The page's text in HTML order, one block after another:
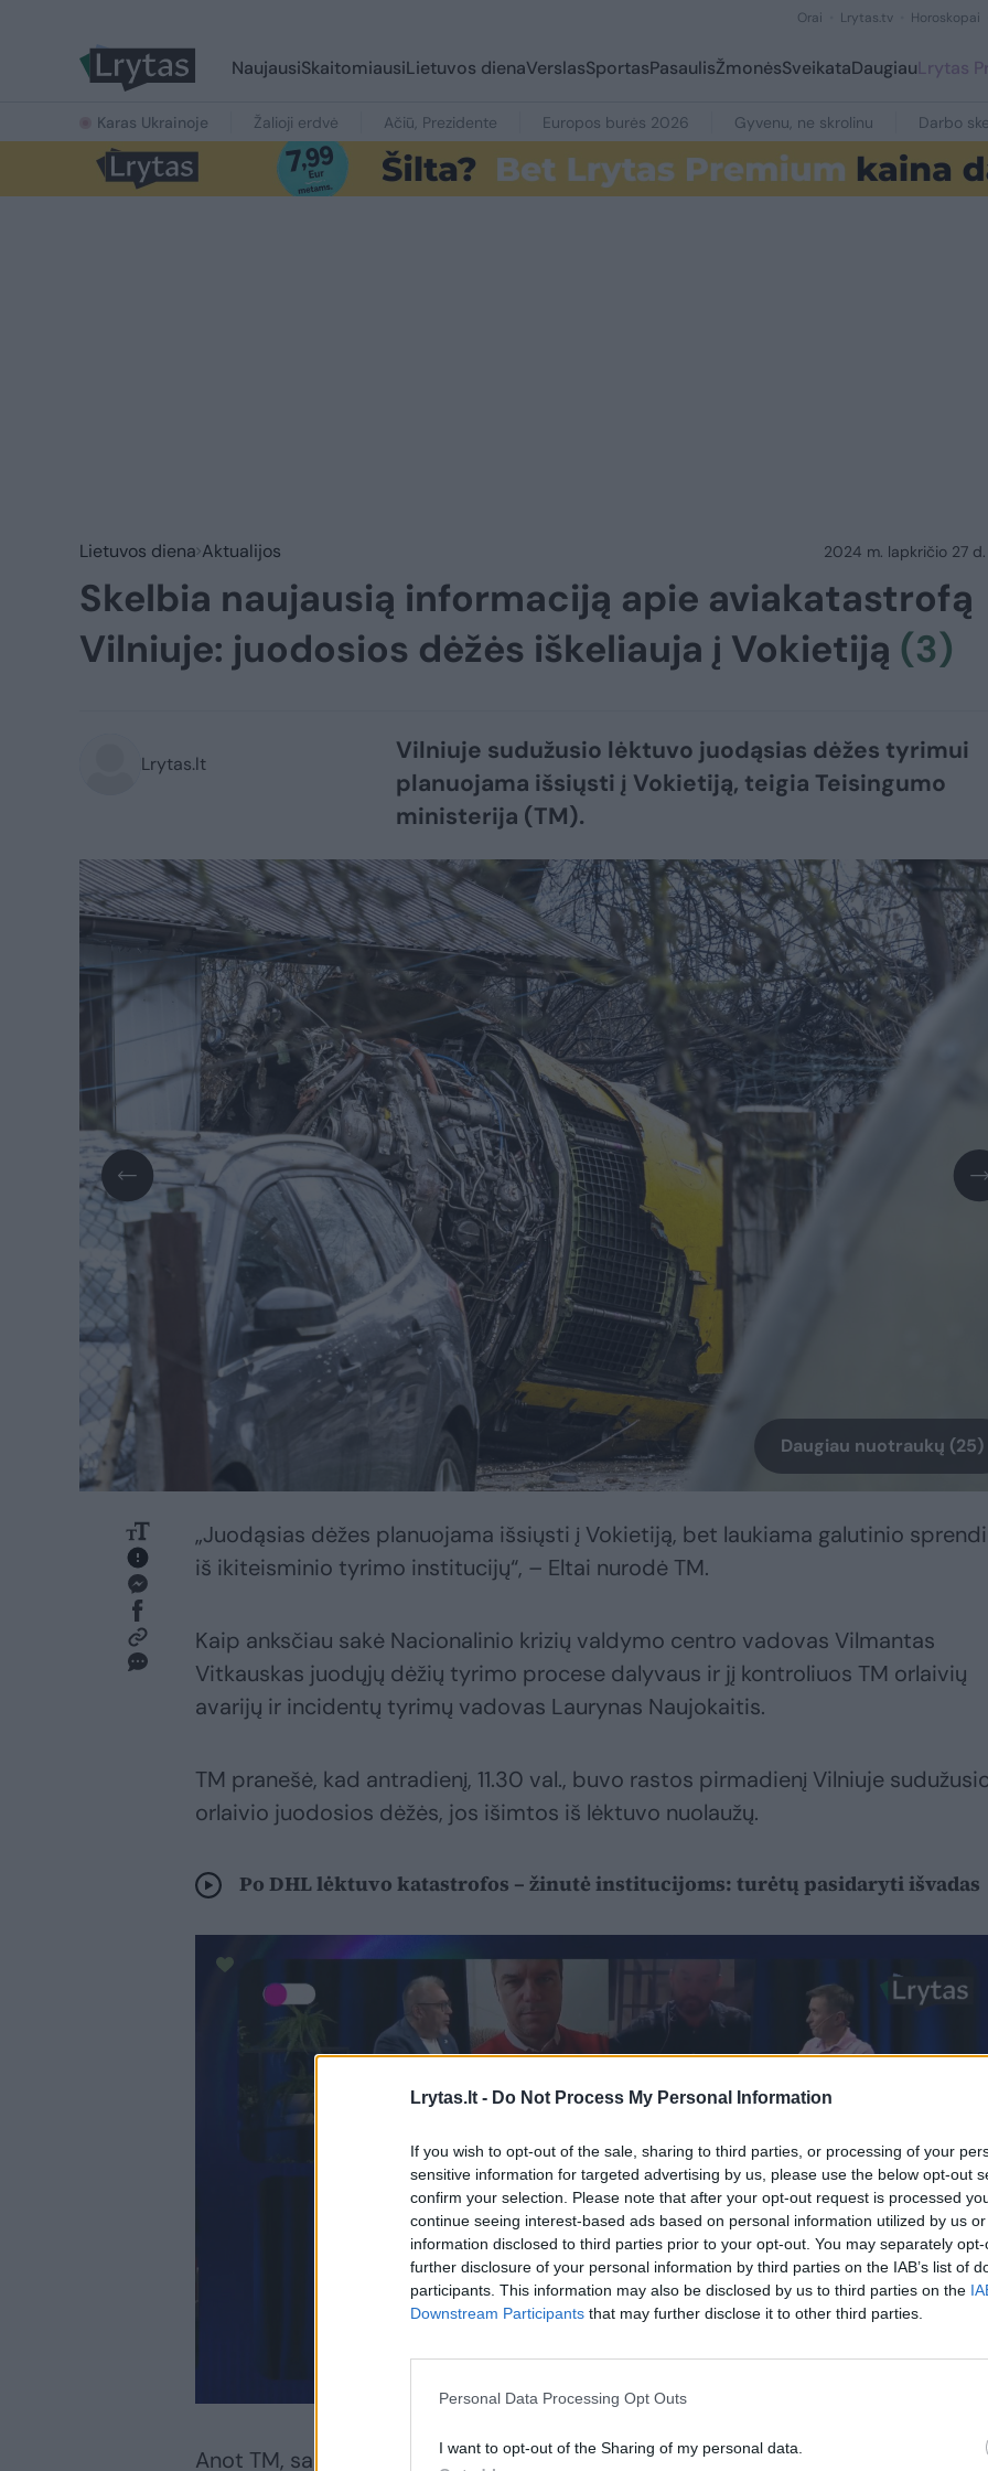
Lrytas.lt - Do Not Process My Personal Information
If you wish to opt-out of the sale, sharing to third parties, or processing of your
sensitive information for targeted advertising by us, please use the below opt-out
confirm your selection. Please note that after your opt-out request is processed
continue seeing interest-based ads based on personal information utilized by us
information disclosed to third parties prior to your opt-out. You may separately
further disclosure of your personal information by third parties on the IAB’s list of
participants. This information may also be disclosed by us to third parties on the
Downstream Participants that may further disclose it to other third parties.
Personal Data Processing Opt Outs
I want to opt-out of the Sharing of my personal data.
Orai Lrytas.tv Horoskopai
NaujausiSkaitomiausiLietuvos dienaVerslasSportasPasaulisŽmonėsSveikataDaugiauLrytas
Karas Ukrainoje Žalioji erdvė Ačiū, Prezidente Europos burės 2026 Gyvenu, ne skrolinu Darbo
Lietuvos diena Aktualijos 2024 m. lapkričio 27 d.
Skelbia naujausią informaciją apie aviakatastrofą
Vilniuje: juodosios dėžės iškeliauja į Vokietiją (3)
Lrytas.lt
Vilniuje sudužusio lėktuvo juodąsias dėžes tyrimui
planuojama išsiųsti į Vokietiją, teigia Teisingumo
ministerija (TM).
Daugiau nuotraukų (25)
„Juodąsias dėžes planuojama išsiųsti į Vokietiją, bet laukiama galutinio
iš ikiteisminio tyrimo institucijų“, – Eltai nurodė TM.
Kaip anksčiau sakė Nacionalinio krizių valdymo centro vadovas Vilmantas
Vitkauskas juodųjų dėžių tyrimo procese dalyvaus ir jį kontroliuos TM orlaivių
avarijų ir incidentų tyrimų vadovas Laurynas Naujokaitis.
TM pranešė, kad antradienį, 11.30 val., buvo rastos pirmadienį Vilniuje
orlaivio juodosios dėžės, jos išimtos iš lėktuvo nuolaužų.
Po DHL lėktuvo katastrofos – žinutė institucijoms: turėtų pasidaryti išvadas
Anot TM, saugos tyrimą atliekanti tyrėjų grupė ėmėsi savirašių duomenų